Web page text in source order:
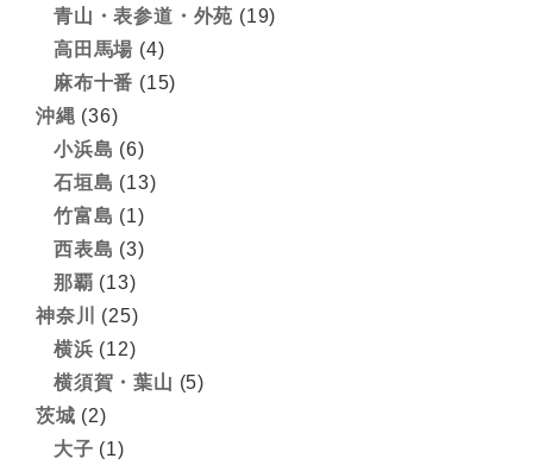
青山・表参道・外苑 (19)
高田馬場 (4)
麻布十番 (15)
沖縄 (36)
小浜島 (6)
石垣島 (13)
竹富島 (1)
西表島 (3)
那覇 (13)
神奈川
(25)
横浜 (12)
横須賀・葉山 (5)
茨城 (2)
大子 (1)